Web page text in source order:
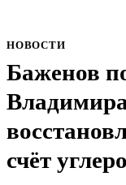
НОВОСТИ
Баженов
счёт